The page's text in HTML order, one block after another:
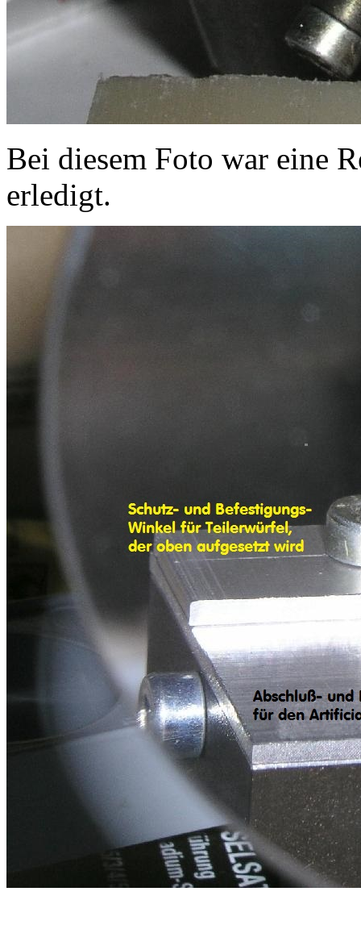
Bei diesem Foto war eine
erledigt.